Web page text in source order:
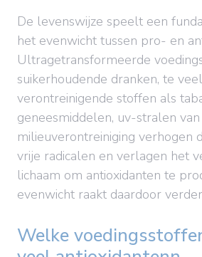
De levenswijze speelt een
het evenwicht tussen pro- en
Ultragetransformeerde
suikerhoudende dranken, te
verontreinigende stoffen als
geneesmiddelen, uv-stralen
milieuverontreiniging verhogen
vrije radicalen en verlagen het
lichaam om antioxidanten te
evenwicht raakt daardoor
Welke